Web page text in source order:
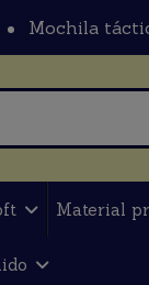
Mochila
Material